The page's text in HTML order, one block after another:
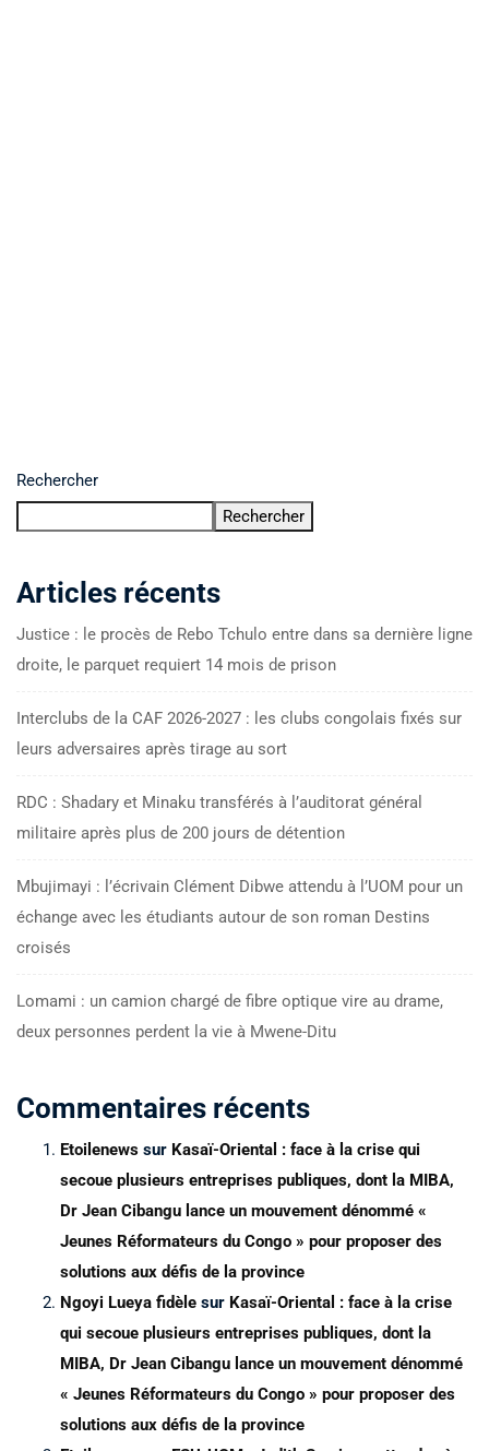
Rechercher
Rechercher
Articles récents
Justice : le procès de Rebo Tchulo entre dans sa dernière ligne
droite, le parquet requiert 14 mois de prison
Interclubs de la CAF 2026-2027 : les clubs congolais fixés sur
leurs adversaires après tirage au sort
RDC : Shadary et Minaku transférés à l’auditorat général
militaire après plus de 200 jours de détention
Mbujimayi : l’écrivain Clément Dibwe attendu à l’UOM pour un
échange avec les étudiants autour de son roman Destins
croisés
Lomami : un camion chargé de fibre optique vire au drame,
deux personnes perdent la vie à Mwene-Ditu
Commentaires récents
Etoilenews sur Kasaï-Oriental : face à la crise qui
secoue plusieurs entreprises publiques, dont la MIBA,
Dr Jean Cibangu lance un mouvement dénommé «
Jeunes Réformateurs du Congo » pour proposer des
solutions aux défis de la province
Ngoyi Lueya fidèle sur Kasaï-Oriental : face à la crise
qui secoue plusieurs entreprises publiques, dont la
MIBA, Dr Jean Cibangu lance un mouvement dénommé
« Jeunes Réformateurs du Congo » pour proposer des
solutions aux défis de la province